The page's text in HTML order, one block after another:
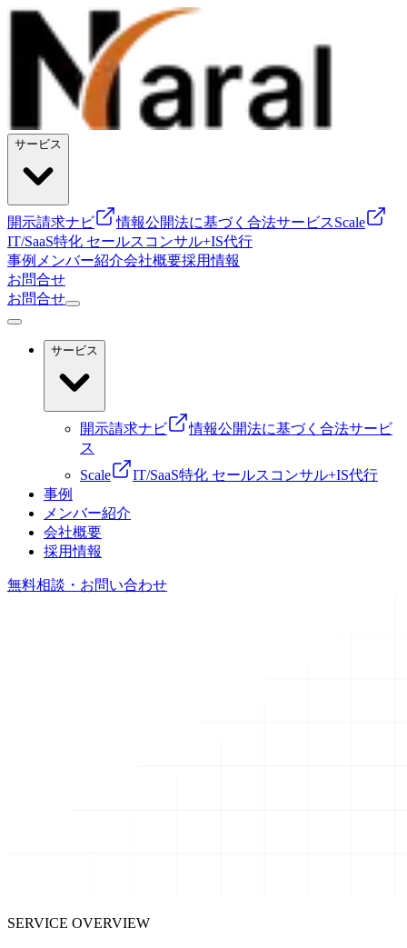
サービス
開示請求ナビ 情報公開法に基づく合法サービスScale
IT/SaaS特化 セールスコンサル+IS代行
事例 メンバー紹介会社概要採用情報
お問合せ
お問合せ
サービス
開示請求ナビ
情報公開法に基づく合法サービ
ス
Scale
IT/SaaS特化 セールスコンサル+IS代行
事例
メンバー紹介
会社概要
採用情報
無料相談・お問い合わせ
SERVICE OVERVIEW